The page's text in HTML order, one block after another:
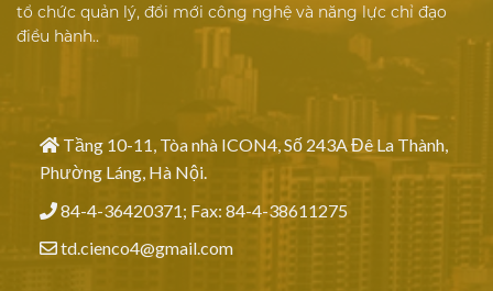
tổ chức quản lý, đổi mới công nghệ và năng lực chỉ đạo
điều hành..
Tầng 10-11, Tòa nhà ICON4, Số 243A Đê La Thành,
Phường Láng, Hà Nội.
84-4-36420371; Fax: 84-4-38611275
td.cienco4@gmail.com